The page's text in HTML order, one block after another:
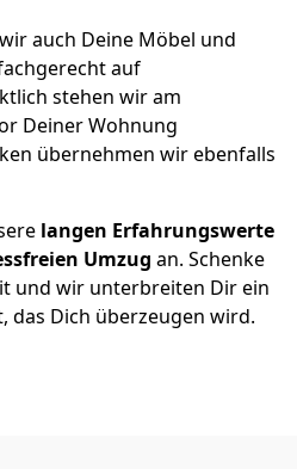
auch Deine Möbel und
auf
stehen wir am
Deiner Wohnung
übernehmen wir ebenfalls
langen Erfahrungswerte
Umzug an. Schenke
und wir unterbreiten Dir ein
das Dich überzeugen wird.